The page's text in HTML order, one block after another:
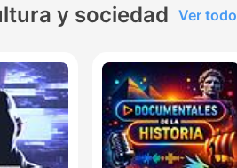
y sociedad Ver todo